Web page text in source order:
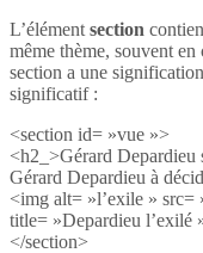
L’élément section
même thème, souvent
section a une
significatif :
<section id= »vue »>
<h2_>Gérard Depardieu
Gérard Depardieu à
<img alt= »l’exile » src=
title= »Depardieu l’exilé
</section>